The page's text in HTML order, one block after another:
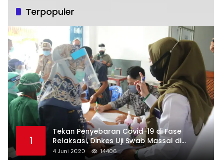
Terpopuler
1
Tekan Penyebaran Covid-19 di Fase
Relaksasi, Dinkes Uji Swab Massal di
Pelabuhan Samarinda
4 Juni 2020 14406